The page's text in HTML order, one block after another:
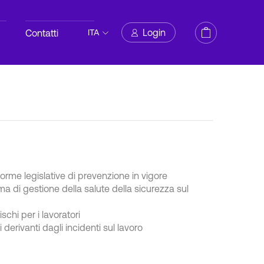
Contatti Login
legislative di prevenzione in vigore
di gestione della salute della sicurezza sul
per i lavoratori
derivanti dagli incidenti sul lavoro
ITA